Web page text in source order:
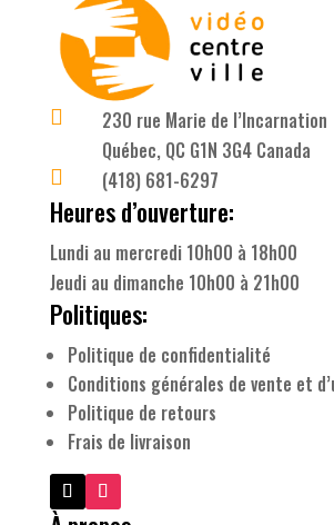

230 rue Marie de l’Incarnation
Québec, QC G1N 3G4 Canada
 (418) 681-6297
Heures d’ouverture:
Lundi au mercredi 10h00 à 18h00
Jeudi au dimanche 10h00 à 21h00
Politiques:
Politique de confidentialité
Conditions générales de vente et
Politique de retours
Frais de livraison